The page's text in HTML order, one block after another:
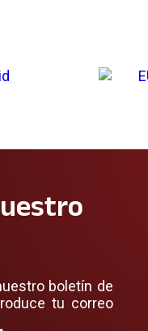
boletín de
tu correo